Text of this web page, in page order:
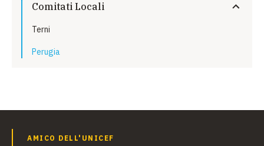
Comitati Locali
Terni
Perugia
AMICO DELL'UNICEF